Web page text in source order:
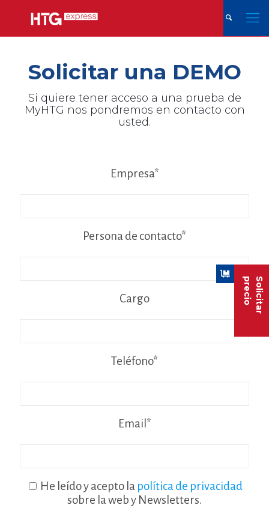
Solicitar
precio
Solicitar una DEMO
Si quiere tener acceso a una prueba de
MyHTG nos pondremos en contacto con
usted.
Empresa*
Persona de contacto*
Cargo
Teléfono*
Email*
He leído y acepto la política de privacidad
sobre la web y Newsletters.